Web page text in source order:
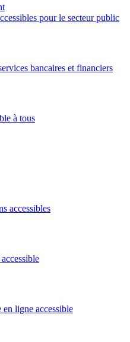
pour le secteur public
bancaires et financiers
à tous
accessibles
ligne accessible